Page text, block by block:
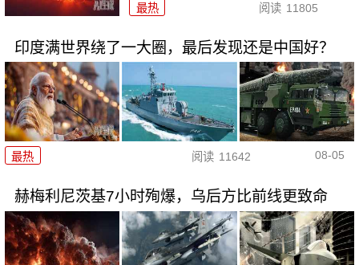
最热 阅读 11805
印度满世界绕了一大圈，最后发现还是中国好？
最热 阅读 11642 08-05
赫梅利尼茨基7小时殉爆，乌后方比前线更致命